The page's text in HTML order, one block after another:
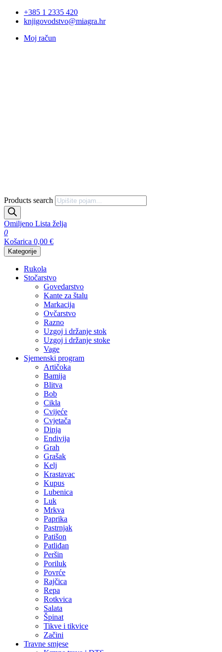
+385 1 2335 420
knjigovodstvo@miagra.hr
Moj račun
Products search
Omiljeno Lista želja
0
Košarica 0,00 €
Kategorije
Rukola
Stočarstvo
Govedarstvo
Kante za štalu
Markacija
Ovčarstvo
Razno
Uzgoj i držanje stok
Uzgoj i držanje stoke
Vage
Sjemenski program
Artičoka
Bamija
Blitva
Bob
Cikla
Cvijeće
Cvjetača
Dinja
Endivija
Grah
Grašak
Kelj
Krastavac
Kupus
Lubenica
Luk
Mrkva
Paprika
Pastrnjak
Patišon
Patliđan
Peršin
Poriluk
Povrće
Rajčica
Repa
Rotkvica
Salata
Špinat
Tikve i tikvice
Začini
Travne smjese